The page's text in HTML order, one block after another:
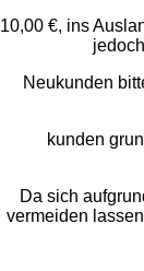
10,00 €, ins
Neukunden
kunden
Da sich
vermeiden